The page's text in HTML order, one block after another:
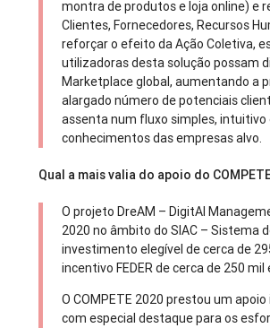
montra de produtos e loja online) e
Clientes, Fornecedores, Recursos
reforçar o efeito da Ação Coletiva,
utilizadoras desta solução possam
Marketplace global, aumentando a
alargado número de potenciais
assenta num fluxo simples, intuitivo
conhecimentos das empresas alvo.
Qual a mais valia do apoio do
O projeto DreAM – DigitAl
2020 no âmbito do SIAC – Sistema
investimento elegível de cerca de
incentivo FEDER de cerca de 250 mil
O COMPETE 2020 prestou um
com especial destaque para os